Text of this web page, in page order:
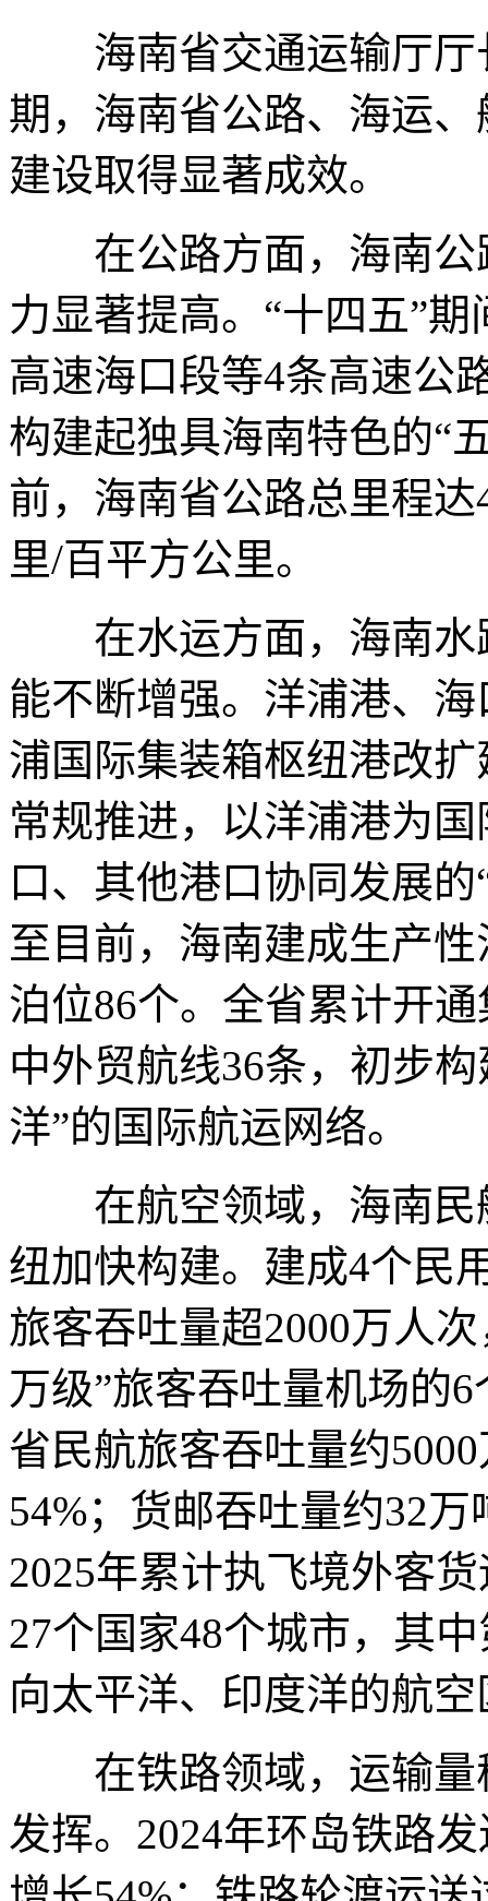
海南省交通运输厅厅
期，海南省公路、海运
建设取得显著成效。
在公路方面，海南公
力显著提高。“十四五”
高速海口段等4条高速公
构建起独具海南特色的“
前，海南省公路总里程
里/百平方公里。
在水运方面，海南水
能不断增强。洋浦港、
浦国际集装箱枢纽港改
常规推进，以洋浦港为
口、其他港口协同发展
至目前，海南建成生产
泊位86个。全省累计开
中外贸航线36条，初步
洋”的国际航运网络。
在航空领域，海南民
纽加快构建。建成4个民
旅客吞吐量超2000万人
万级”旅客吞吐量机场的
省民航旅客吞吐量约
54%；货邮吞吐量约32
2025年累计执飞境外客
27个国家48个城市，其
向太平洋、印度洋的航
在铁路领域，运输量
发挥。2024年环岛铁路